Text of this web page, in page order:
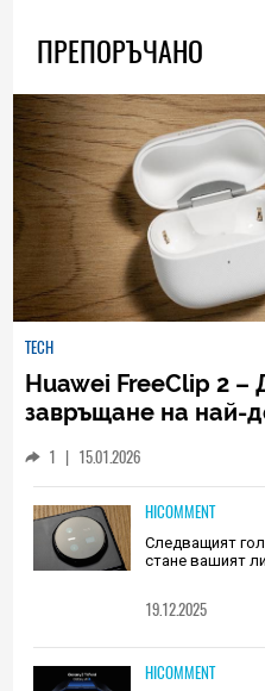
ПРЕПОРЪЧАНО
TECH
Huawei FreeClip 2 –
завръщане на най-
1 | 15.01.2026
HICOMMENT
Следващият
стане вашият
19.12.2025
HICOMMENT